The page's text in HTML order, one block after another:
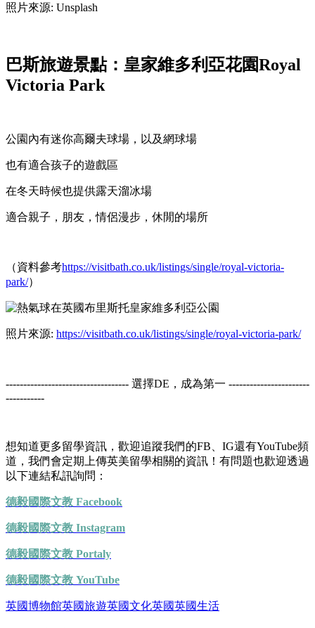
照片來源: Unsplash
巴斯旅遊景點：皇家維多利亞花園Royal
Victoria Park
公園內有迷你高爾夫球場，以及網球場
也有適合孩子的遊戲區
在冬天時候也提供露天溜冰場
適合親子，朋友，情侶漫步，休閒的場所
（資料參考https://visitbath.co.uk/listings/single/royal-victoria-
park/）
照片來源: https://visitbath.co.uk/listings/single/royal-victoria-park/
----------------------------------- 選擇DE，成為第一 -----------------------
-----------
想知道更多留學資訊，歡迎追蹤我們的FB、IG還有YouTube頻
道，我們會定期上傳英美留學相關的資訊！有問題也歡迎透過
以下連結私訊詢問：
德毅國際文教 Facebook
德毅國際文教 Instagram
德毅國際文教 Portaly
德毅國際文教 YouTube
英國博物館英國旅遊英國文化英國英國生活